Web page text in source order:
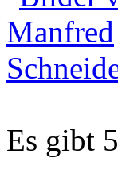
Es gibt